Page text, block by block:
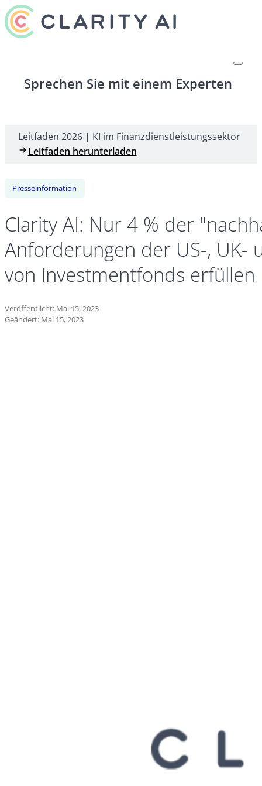
Sprechen Sie mit einem Experten
Leitfaden 2026 | KI im Finanzdienstleistungssektor
Leitfaden herunterladen
Presseinformation
Clarity AI: Nur 4 % der
Anforderungen der US-, UK-
von Investmentfonds erfüllen
Veröffentlicht: Mai 15, 2023
Geändert: Mai 15, 2023